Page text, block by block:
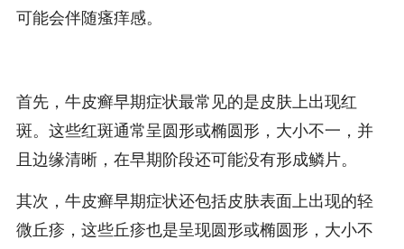
可能会伴随瘙痒感。
首先，牛皮癣早期症状最常见的是皮肤上出现红
斑。这些红斑通常呈圆形或椭圆形，大小不一，并
且边缘清晰，在早期阶段还可能没有形成鳞片。
其次，牛皮癣早期症状还包括皮肤表面上出现的轻
微丘疹，这些丘疹也是呈现圆形或椭圆形，大小不